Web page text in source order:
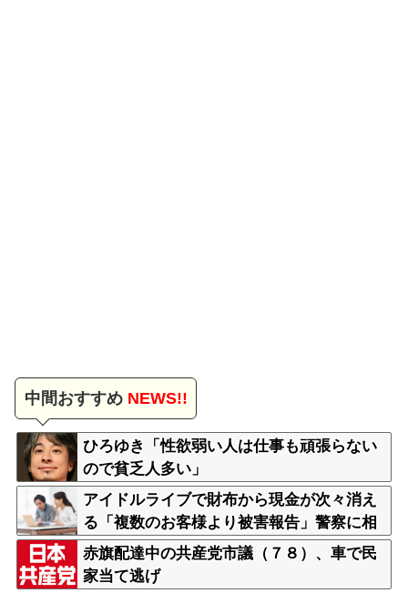
中間おすすめNEWS!!
ひろゆき「性欲弱い人は仕事も頑張らない
ので貧乏人多い」
アイドルライブで財布から現金が次々消え
る「複数のお客様より被害報告」警察に相
談へ
赤旗配達中の共産党市議（７８）、車で民
家当て逃げ